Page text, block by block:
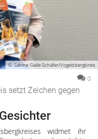
© Sabine Galle-Schäfer/Vogelsbergkreis
0
setzt Zeichen gegen
widmet ihr